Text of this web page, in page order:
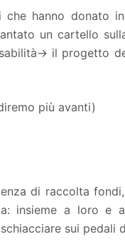
hanno donato
un cartello
il progetto
più avanti)
di raccolta
insieme a loro e
sui pedali